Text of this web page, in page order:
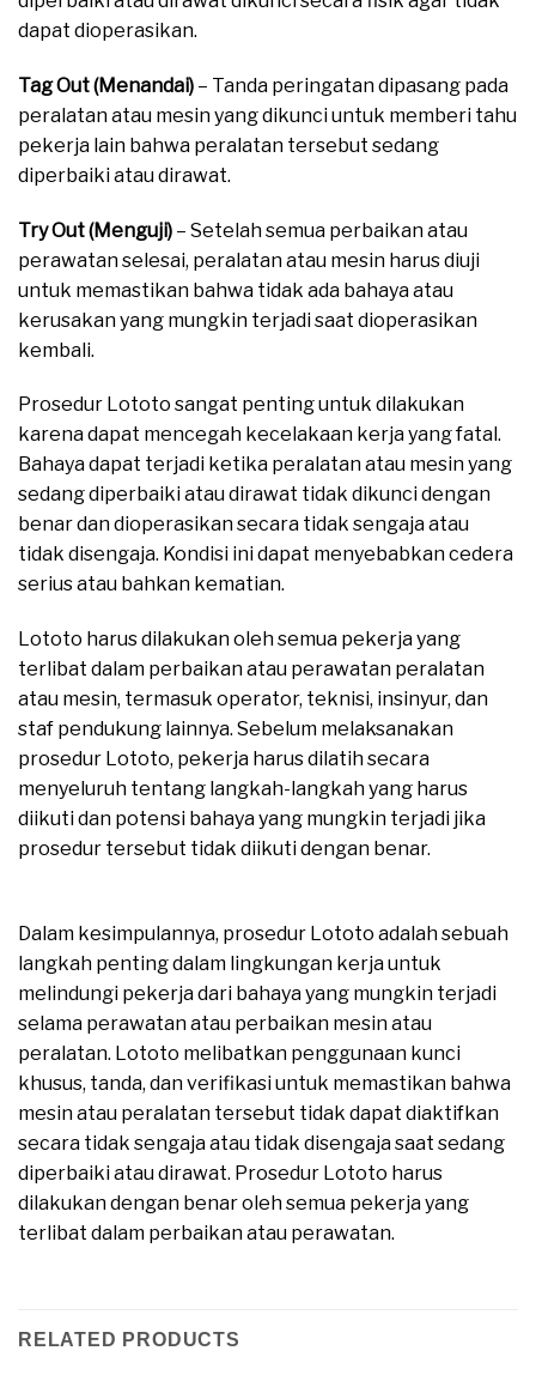
dapat dioperasikan.
Tag Out (Menandai) – Tanda peringatan dipasang pada
peralatan atau mesin yang dikunci untuk memberi tahu
pekerja lain bahwa peralatan tersebut sedang
diperbaiki atau dirawat.
Try Out (Menguji) – Setelah semua perbaikan atau
perawatan selesai, peralatan atau mesin harus diuji
untuk memastikan bahwa tidak ada bahaya atau
kerusakan yang mungkin terjadi saat dioperasikan
kembali.
Prosedur Lototo sangat penting untuk dilakukan
karena dapat mencegah kecelakaan kerja yang fatal.
Bahaya dapat terjadi ketika peralatan atau mesin yang
sedang diperbaiki atau dirawat tidak dikunci dengan
benar dan dioperasikan secara tidak sengaja atau
tidak disengaja. Kondisi ini dapat menyebabkan cedera
serius atau bahkan kematian.
Lototo harus dilakukan oleh semua pekerja yang
terlibat dalam perbaikan atau perawatan peralatan
atau mesin, termasuk operator, teknisi, insinyur, dan
staf pendukung lainnya. Sebelum melaksanakan
prosedur Lototo, pekerja harus dilatih secara
menyeluruh tentang langkah-langkah yang harus
diikuti dan potensi bahaya yang mungkin terjadi jika
prosedur tersebut tidak diikuti dengan benar.
Dalam kesimpulannya, prosedur Lototo adalah sebuah
langkah penting dalam lingkungan kerja untuk
melindungi pekerja dari bahaya yang mungkin terjadi
selama perawatan atau perbaikan mesin atau
peralatan. Lototo melibatkan penggunaan kunci
khusus, tanda, dan verifikasi untuk memastikan bahwa
mesin atau peralatan tersebut tidak dapat diaktifkan
secara tidak sengaja atau tidak disengaja saat sedang
diperbaiki atau dirawat. Prosedur Lototo harus
dilakukan dengan benar oleh semua pekerja yang
terlibat dalam perbaikan atau perawatan.
RELATED PRODUCTS